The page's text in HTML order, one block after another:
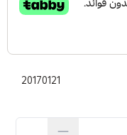
20170121